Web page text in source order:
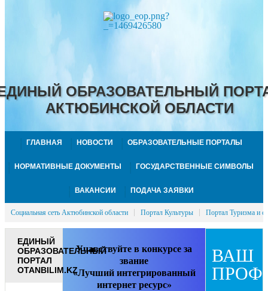
ОБРАЗОВАТЕЛЬНЫЙ
АКТЮБИНСКОЙ ОБЛАСТИ
ГЛАВНАЯ НОВОСТИ ОБРАЗОВАТЕЛЬНЫЕ ПОРТАЛЫ
НОРМАТИВНЫЕ ДОКУМЕНТЫ ГОСУДАРСТВЕННЫЕ СИМВОЛЫ
ВАКАНСИИ ПОДАЧА ЗАЯВКИ
Социальная сеть Актюбинской области Портал Культуры Портал Туризма и
ЕДИНЫЙ
ОБРАЗОВАТЕЛЬНЫЙ
ПОРТАЛ
OTANBILIM.KZ
ВАШ
Учавствуйте в конкурсе за
звание
«Лучший интегрированный
интернет ресурс»